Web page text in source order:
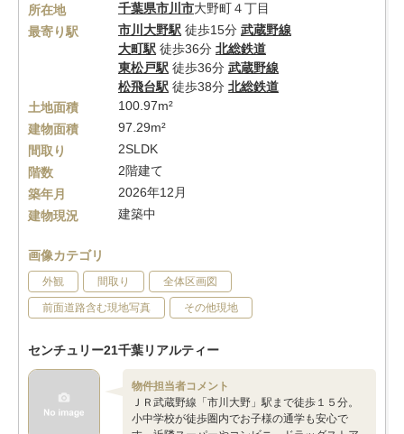
所在地 千葉県市川市大野町４丁目
最寄り駅
市川大野駅 徒歩15分 武蔵野線
大町駅 徒歩36分 北総鉄道
東松戸駅 徒歩36分 武蔵野線
松飛台駅 徒歩38分 北総鉄道
土地面積
100.97m²
建物面積
97.29m²
間取り
2SLDK
階数
2階建て
築年月
2026年12月
建物現況
建築中
画像カテゴリ
外観 間取り 全体区画図
前面道路含む現地写真 その他現地
センチュリー21千葉リアルティー
物件担当者コメント
ＪＲ武蔵野線「市川大野」駅まで徒歩１５分。
小中学校が徒歩圏内でお子様の通学も安心で